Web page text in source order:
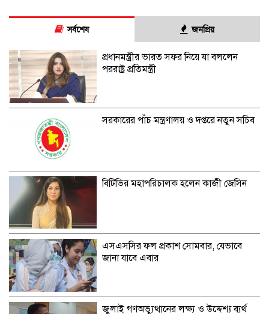
সর্বশেষ জনপ্রিয়
প্রধানমন্ত্রীর ভারত সফর নিয়ে যা বললেন
পররাষ্ট্র প্রতিমন্ত্রী
সরকারের পাঁচ মন্ত্রণালয় ও দপ্তরে নতুন সচিব
বিটিভির মহাপরিচালক হলেন কাজী জেসিন
এসএসসির ফল প্রকাশ সোমবার, যেভাবে
জানা যাবে এবার
জুলাই গণঅভ্যুত্থানের লক্ষ্য ও উদ্দেশ্য ব্যর্থ